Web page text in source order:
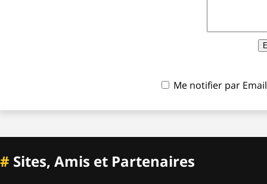
Me notifier par
# Sites, Amis et Partenaires